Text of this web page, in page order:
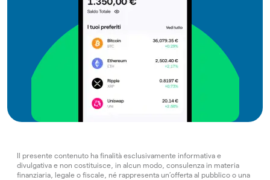
Il presente contenuto ha finalità esclusivamente informativa e
divulgativa e non costituisce, in alcun modo, consulenza in materia
finanziaria, legale o fiscale, né rappresenta un’offerta al pubblico o una